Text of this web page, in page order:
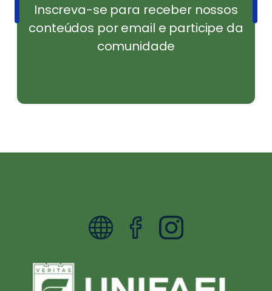
Inscreva-se para receber nossos
conteúdos por email e participe da
comunidade